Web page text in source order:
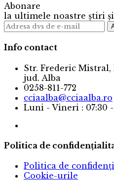
Abonare
la ultimele noastre știri
Info contact
Str. Frederic Mistral,
jud. Alba
0258-811-772
cciaalba@cciaalba.ro
Luni - Vineri : 07:30 -
Politica de
Politica de
Cookie-urile